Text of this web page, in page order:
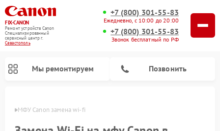
FIX-CANON
Ремонт устройств Canon
Специализированный
cервисный центр г.
Севастополь
+7 (800) 301-55-83
Ежедневно, с 10:00 до 20:00
+7 (800) 301-55-83
Звонок бесплатный по РФ
Мы ремонтируем Позвонить
МФУ Canon замена wi-fi